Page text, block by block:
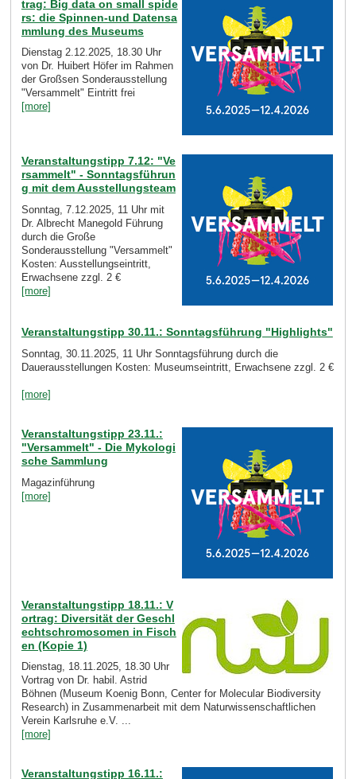
trag: Big data on small spide
rs: die Spinnen-und Datensa
mmlung des Museums
Dienstag 2.12.2025, 18.30 Uhr
von Dr. Huibert Höfer im Rahmen
der Großsen Sonderausstellung
"Versammelt" Eintritt frei
[more]
Veranstaltungstipp 7.12: "Ve
rsammelt" - Sonntagsführun
g mit dem Ausstellungsteam
Sonntag, 7.12.2025, 11 Uhr mit
Dr. Albrecht Manegold Führung
durch die Große
Sonderausstellung "Versammelt"
Kosten: Ausstellungseintritt,
Erwachsene zzgl. 2 €
[more]
Veranstaltungstipp 30.11.: Sonntagsführung "Highlights"
Sonntag, 30.11.2025, 11 Uhr Sonntagsführung durch die
Dauerausstellungen Kosten: Museumseintritt, Erwachsene zzgl. 2 €
[more]
Veranstaltungstipp 23.11.:
"Versammelt" - Die Mykologi
sche Sammlung
Magazinführung
[more]
Veranstaltungstipp 18.11.: V
ortrag: Diversität der Geschl
echtschromosomen in Fisch
en (Kopie 1)
Dienstag, 18.11.2025, 18.30 Uhr
Vortrag von Dr. habil. Astrid
Böhnen (Museum Koenig Bonn, Center for Molecular Biodiversity
Research) in Zusammenarbeit mit dem Naturwissenschaftlichen
Verein Karlsruhe e.V. ...
[more]
Veranstaltungstipp 16.11.: